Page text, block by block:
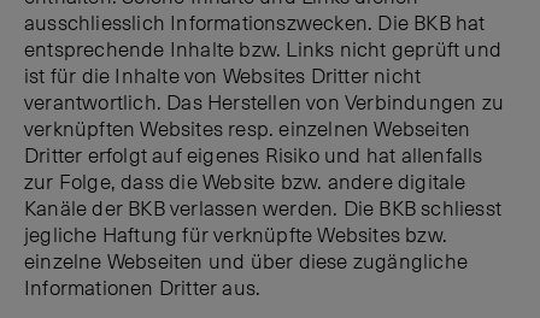
ausschliesslich Informationszwecken. Die BKB hat
entsprechende Inhalte bzw. Links nicht geprüft und
ist für die Inhalte von Websites Dritter nicht
verantwortlich. Das Herstellen von Verbindungen zu
verknüpften Websites resp. einzelnen Webseiten
Dritter erfolgt auf eigenes Risiko und hat allenfalls
zur Folge, dass die Website bzw. andere digitale
Kanäle der BKB verlassen werden. Die BKB schliesst
jegliche Haftung für verknüpfte Websites bzw.
einzelne Webseiten und über diese zugängliche
Informationen Dritter aus.